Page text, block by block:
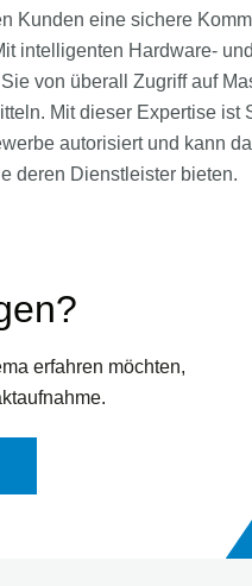
Kunden eine sichere
intelligenten Hardware-
von überall Zugriff auf
Mit dieser Expertise ist
autorisiert und kann
deren Dienstleister bieten.
erfahren möchten,